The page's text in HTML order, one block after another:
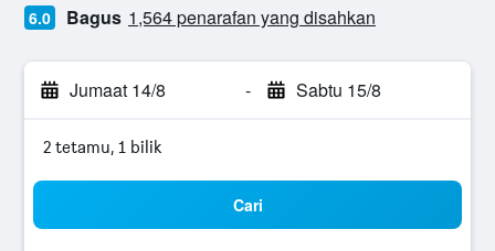
6.0 Bagus 1,564 penarafan yang disahkan
Jumaat 14/8 - Sabtu 15/8
2 tetamu, 1 bilik
Cari